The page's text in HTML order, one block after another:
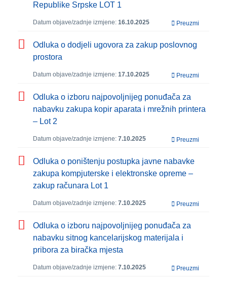
Republike Srpske LOT 1
Datum objave/zadnje izmjene: 16.10.2025 Preuzmi
Odluka o dodjeli ugovora za zakup poslovnog
prostora
Datum objave/zadnje izmjene: 17.10.2025 Preuzmi
Odluka o izboru najpovoljnijeg ponuđača za
nabavku zakupa kopir aparata i mrežnih printera
– Lot 2
Datum objave/zadnje izmjene: 7.10.2025 Preuzmi
Odluka o poništenju postupka javne nabavke
zakupa kompjuterske i elektronske opreme –
zakup računara Lot 1
Datum objave/zadnje izmjene: 7.10.2025 Preuzmi
Odluka o izboru najpovoljnijeg ponuđača za
nabavku sitnog kancelarijskog materijala i
pribora za biračka mjesta
Datum objave/zadnje izmjene: 7.10.2025 Preuzmi